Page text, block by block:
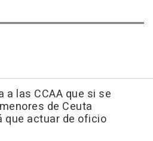
a las CCAA que si se
de Ceuta
que actuar de oficio